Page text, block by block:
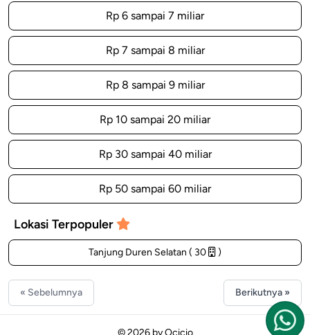
Rp 6 sampai 7 miliar
Rp 7 sampai 8 miliar
Rp 8 sampai 9 miliar
Rp 10 sampai 20 miliar
Rp 30 sampai 40 miliar
Rp 50 sampai 60 miliar
Lokasi Terpopuler
Tanjung Duren Selatan ( 30 )
« Sebelumnya Berikutnya »
© 2026 byOcicio